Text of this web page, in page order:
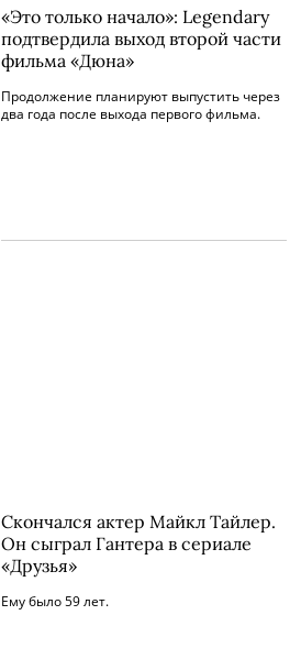
«Это только начало»: Legendary
подтвердила выход второй части
фильма «Дюна»
Продолжение планируют выпустить через
два года после выхода первого фильма.
Скончался актер Майкл Тайлер.
Он сыграл Гантера в сериале
«Друзья»
Ему было 59 лет.